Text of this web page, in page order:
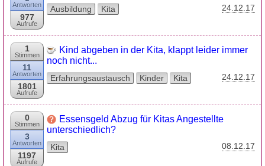
Antworten
977
Aufrufe
Ausbildung Kita 24.12.17
1
Stimmen
11
Antworten
1801
Aufrufe
Kind abgeben in der Kita, klappt leider immer
noch nicht...
Erfahrungsaustausch Kinder Kita 24.12.17
0
Stimmen
3
Antworten
1197
Aufrufe
Essensgeld Abzug für Kitas Angestellte
unterschiedlich?
Kita 08.12.17